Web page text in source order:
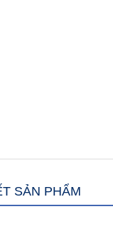
SẢN PHẨM